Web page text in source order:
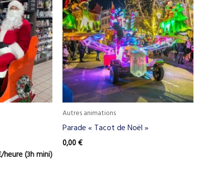
(3h mini)
Autres animations
Parade « Tacot de Noël »
0,00 €